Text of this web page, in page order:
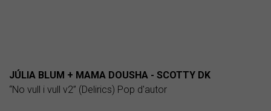
JÚLIA BLUM + MAMA DOUSHA - SCOTTY DK
“No vull i vull v2” (Delirics) Pop d'autor